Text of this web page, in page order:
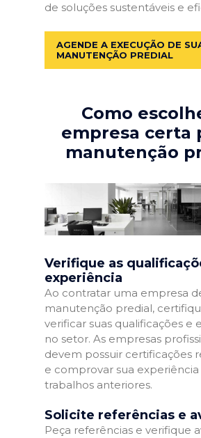
de soluções sustentáveis e
AGENDE A EXECUÇÃO DE
MANUTENÇÃO PREDIAL
Como
empresa certa
manutenção
Verifique as
experiência
Ao contratar uma empresa
manutenção predial,
verificar suas qualificações e
no setor. As empresas
devem possuir certificações
e comprovar sua experiência
trabalhos anteriores.
Solicite referências e
Peça referências e verifique